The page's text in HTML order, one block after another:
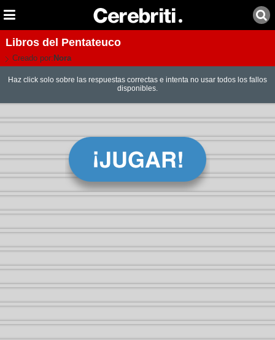
Libros del Pentateuco
Creado por: Nora
Haz click solo sobre las respuestas correctas e intenta no usar todos los fallos
disponibles.